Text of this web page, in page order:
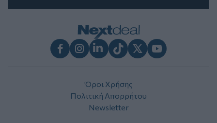
Όροι Χρήσης
Πολιτική Απορρήτου
Newsletter